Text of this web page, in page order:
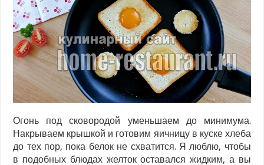
Огонь под сковородой уменьшаем до минимума.
Накрываем крышкой и готовим яичницу в куске хлеба
до тех пор, пока белок не схватится. Я люблю, чтобы
в подобных блюдах желток оставался жидким, а вы